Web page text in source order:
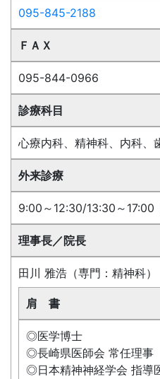
095-845-2188
ＦＡＸ
095-844-0966
診療科目
心療内科、精神科、内科、
外来診療
9:00～12:30/13:30～17:00
理事長／院長
田川 雅浩（専門：精神科）
肩 書
◎医学博士
◎長崎県医師会 常任理事
◎日本精神神経学会 指導